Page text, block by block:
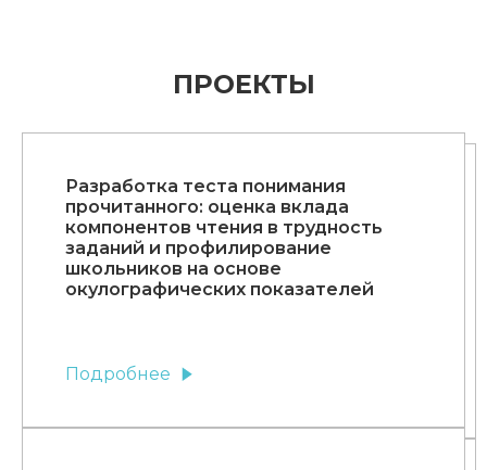
ПРОЕКТЫ
Разработка теста понимания
прочитанного: оценка вклада
компонентов чтения в трудность
заданий и профилирование
школьников на основе
окулографических показателей
Подробнее